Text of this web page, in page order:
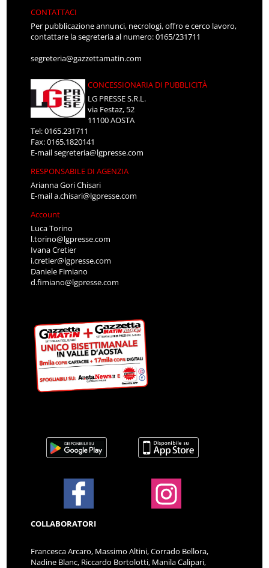
CONTATTACI
Per pubblicazione annunci, necrologi, offro e cerco lavoro,
contattare la segreteria al numero: 0165/231711
segreteria@gazzettamatin.com
CONCESSIONARIA DI PUBBLICITÀ
LG PRESSE S.R.L.
via Festaz, 52
11100 AOSTA
Tel: 0165.231711
Fax: 0165.1820141
E-mailsegreteria@lgpresse.com
RESPONSABILE DI AGENZIA
Arianna Gori Chisari
E-maila.chisari@lgpresse.com
Account
Luca Torino
l.torino@lgpresse.com
Ivana Cretier
i.cretier@lgpresse.com
Daniele Fimiano
d.fimiano@lgpresse.com
COLLABORATORI
Francesca Arcaro, Massimo Altini, Corrado Bellora,
Nadine Blanc, Riccardo Bortolotti, Manila Calipari,